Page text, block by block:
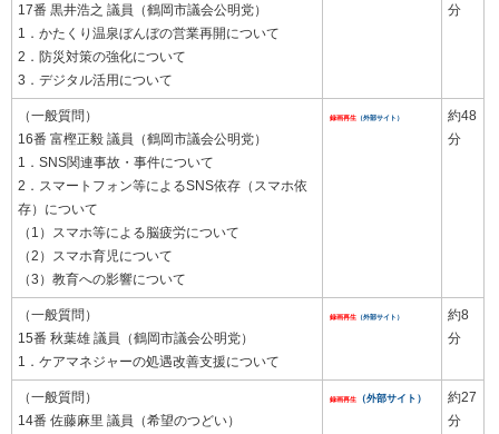
17番 黒井浩之 議員（鶴岡市議会公明党）
1．かたくり温泉ぼんぼの営業再開について
2．防災対策の強化について
3．デジタル活用について
分
（一般質問）
16番 富樫正毅 議員（鶴岡市議会公明党）
1．SNS関連事故・事件について
2．スマートフォン等によるSNS依存（スマホ依
存）について
（1）スマホ等による脳疲労について
（2）スマホ育児について
（3）教育への影響について
録画再生 （外部サイト）
約48
分
（一般質問）
15番 秋葉雄 議員（鶴岡市議会公明党）
1．ケアマネジャーの処遇改善支援について
録画再生 （外部サイト）
約8
分
（一般質問）
14番 佐藤麻里 議員（希望のつどい）
録画再生 （外部サイト）
約27
分